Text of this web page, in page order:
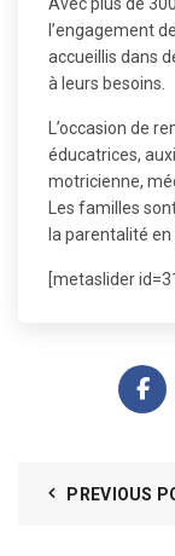
Avec plus de
l’engagement
accueillis dans
à leurs besoins.
L’occasion de
éducatrices,
motricienne,
Les familles
la parentalité
[metaslider
PREVIOUS